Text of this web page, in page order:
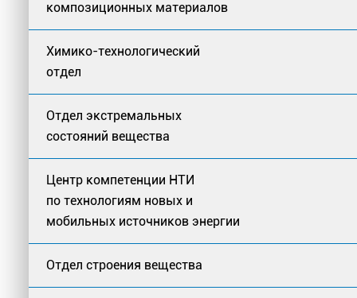
композиционных материалов
Химико-технологический
отдел
Отдел экстремальных
состояний вещества
Центр компетенции НТИ
по технологиям новых и
мобильных источников энергии
Отдел строения вещества